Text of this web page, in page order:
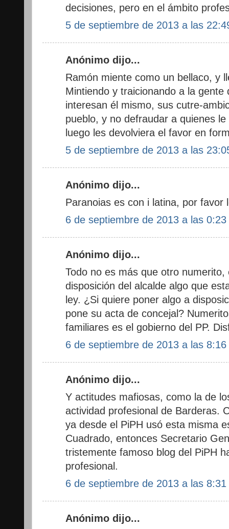
decisiones, pero en el ámbito
5 de septiembre de 2013 a las
Anónimo dijo...
Ramón miente como un bellaco, y
Mintiendo y traicionando a la
interesan él mismo, sus cutre-
pueblo, y no defraudar a quienes
luego les devolviera el favor en
5 de septiembre de 2013 a las
Anónimo dijo...
Paranoias es con i latina, por favor
6 de septiembre de 2013 a las 0:23
Anónimo dijo...
Todo no es más que otro
disposición del alcalde algo que
ley. ¿Si quiere poner algo a
pone su acta de concejal?
familiares es el gobierno del PP.
6 de septiembre de 2013 a las 8:16
Anónimo dijo...
Y actitudes mafiosas, como la de
actividad profesional de Barderas.
ya desde el PiPH usó esta misma
Cuadrado, entonces Secretario
tristemente famoso blog del PiPH
profesional.
6 de septiembre de 2013 a las 8:31
Anónimo dijo...